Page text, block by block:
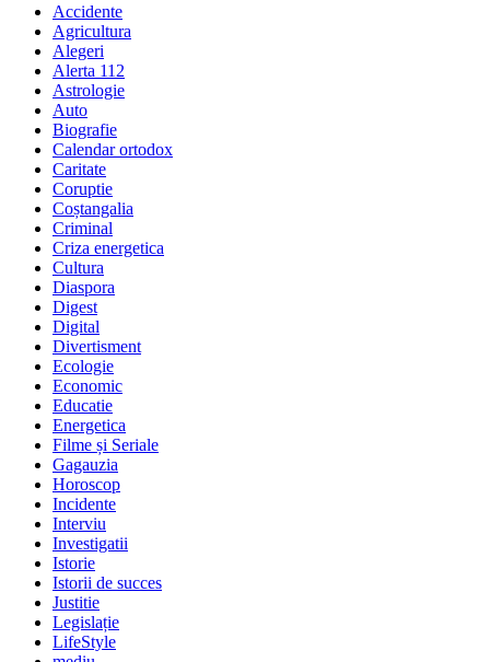
Accidente
Agricultura
Alegeri
Alerta 112
Astrologie
Auto
Biografie
Calendar ortodox
Caritate
Coruptie
Coștangalia
Criminal
Criza energetica
Cultura
Diaspora
Digest
Digital
Divertisment
Ecologie
Economic
Educatie
Energetica
Filme și Seriale
Gagauzia
Horoscop
Incidente
Interviu
Investigatii
Istorie
Istorii de succes
Justitie
Legislație
LifeStyle